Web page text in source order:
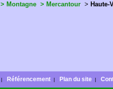
> Montagne > Mercantour > Haute-
| Référencement| Plan du site|